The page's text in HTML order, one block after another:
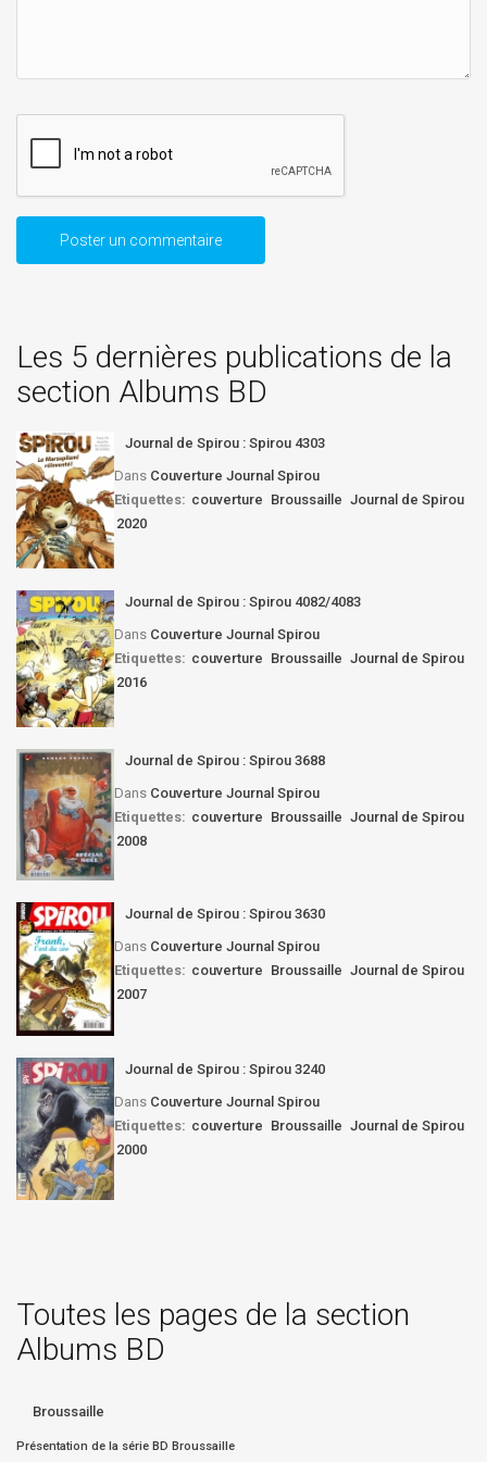
Les 5 dernières publications de la
section Albums BD
Journal de Spirou : Spirou 4303
Dans Couverture Journal Spirou
Etiquettes: couverture Broussaille Journal de Spirou
2020
Journal de Spirou : Spirou 4082/4083
Dans Couverture Journal Spirou
Etiquettes: couverture Broussaille Journal de Spirou
2016
Journal de Spirou : Spirou 3688
Dans Couverture Journal Spirou
Etiquettes: couverture Broussaille Journal de Spirou
2008
Journal de Spirou : Spirou 3630
Dans Couverture Journal Spirou
Etiquettes: couverture Broussaille Journal de Spirou
2007
Journal de Spirou : Spirou 3240
Dans Couverture Journal Spirou
Etiquettes: couverture Broussaille Journal de Spirou
2000
Toutes les pages de la section
Albums BD
Broussaille
Présentation de la série BD Broussaille